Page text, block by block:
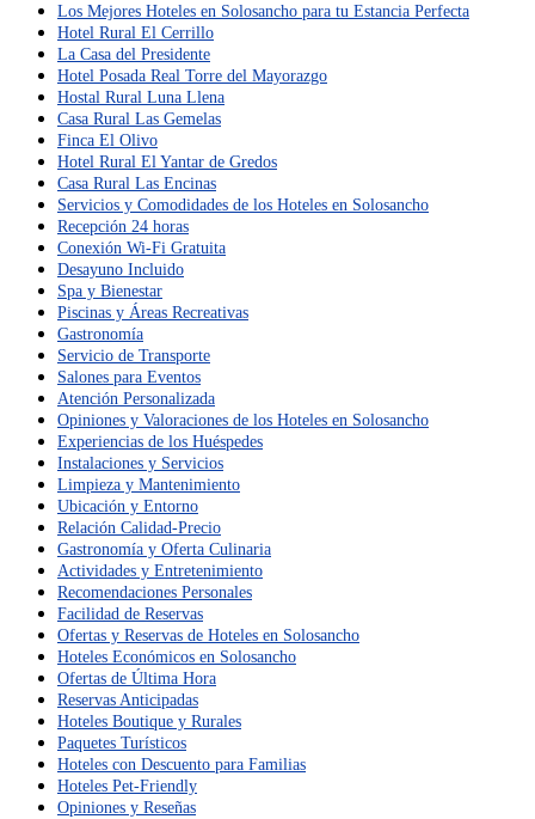
Los Mejores Hoteles en Solosancho para tu Estancia Perfecta
Hotel Rural El Cerrillo
La Casa del Presidente
Hotel Posada Real Torre del Mayorazgo
Hostal Rural Luna Llena
Casa Rural Las Gemelas
Finca El Olivo
Hotel Rural El Yantar de Gredos
Casa Rural Las Encinas
Servicios y Comodidades de los Hoteles en Solosancho
Recepción 24 horas
Conexión Wi-Fi Gratuita
Desayuno Incluido
Spa y Bienestar
Piscinas y Áreas Recreativas
Gastronomía
Servicio de Transporte
Salones para Eventos
Atención Personalizada
Opiniones y Valoraciones de los Hoteles en Solosancho
Experiencias de los Huéspedes
Instalaciones y Servicios
Limpieza y Mantenimiento
Ubicación y Entorno
Relación Calidad-Precio
Gastronomía y Oferta Culinaria
Actividades y Entretenimiento
Recomendaciones Personales
Facilidad de Reservas
Ofertas y Reservas de Hoteles en Solosancho
Hoteles Económicos en Solosancho
Ofertas de Última Hora
Reservas Anticipadas
Hoteles Boutique y Rurales
Paquetes Turísticos
Hoteles con Descuento para Familias
Hoteles Pet-Friendly
Opiniones y Reseñas